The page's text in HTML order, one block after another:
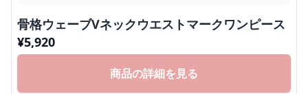
骨格ウェーブVネックウエストマークワンピース
¥5,920
商品の詳細を見る